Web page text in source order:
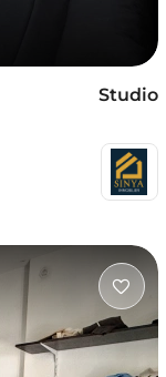
Studio